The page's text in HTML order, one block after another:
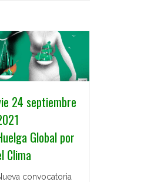
24 septiembre
Global por
Clima
convocatoria